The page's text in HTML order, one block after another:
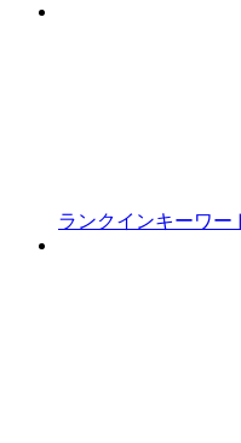
ランクインキーワー